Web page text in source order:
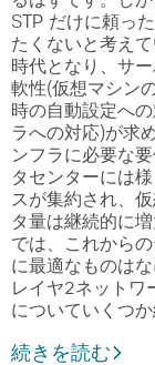
STP だけに頼っ
たくないと考え
時代となり、サ
軟性(仮想マシン
時の自動設定へ
ラへの対応)が求
ンフラに必要な
タセンターには
スが集約され、
タ量は継続的に
では、これから
に最適なものは
レイヤ2ネットワ
についていくつ
続きを読む